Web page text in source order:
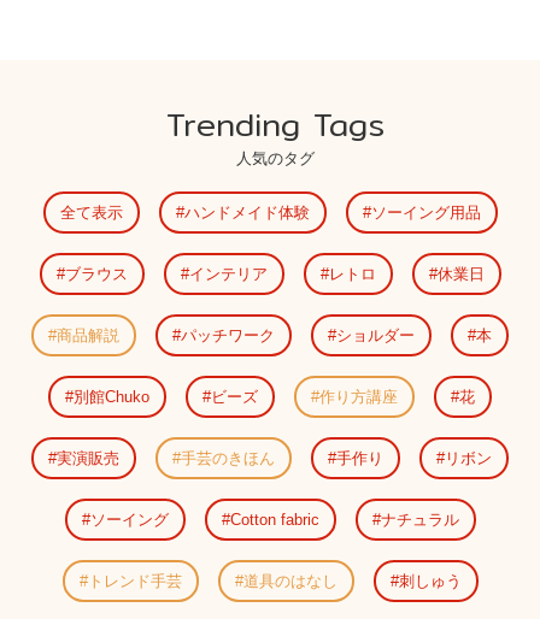
Trending Tags
人気のタグ
全て表示 ハンドメイド体験 ソーイング用品
ブラウス インテリア レトロ 休業日
商品解説 パッチワーク ショルダー 本
別館Chuko ビーズ 作り方講座 花
実演販売 手芸のきほん 手作り リボン
ソーイング Cotton fabric ナチュラル
トレンド手芸 道具のはなし 刺しゅう